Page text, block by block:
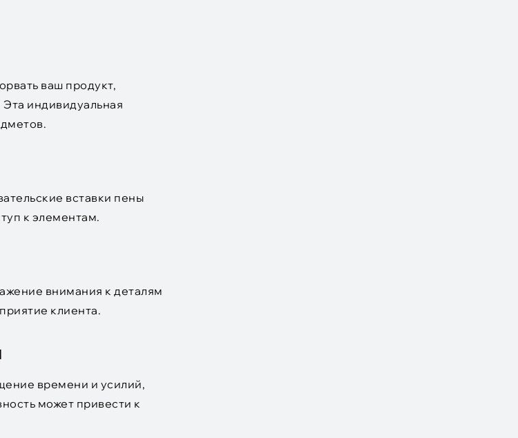
ваш продукт,
индивидуальная
вставки пены
к элементам.
внимания к деталям
клиента.
времени и усилий,
может привести к